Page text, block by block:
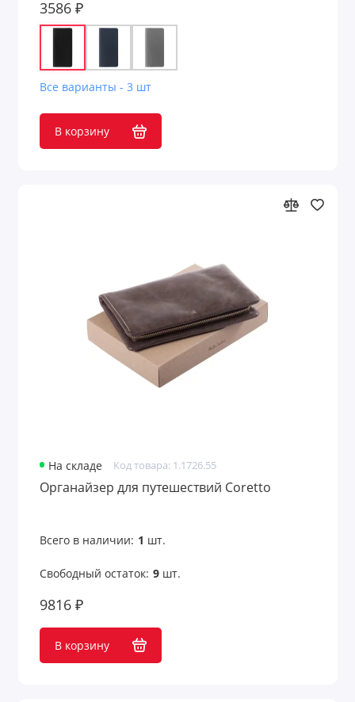
3586 ₽
Все варианты - 3 шт
В корзину
На складе Код товара: 1.1726.55
Органайзер для путешествий Coretto
Всего в наличии: 1 шт.
Свободный остаток: 9шт.
9816 ₽
В корзину